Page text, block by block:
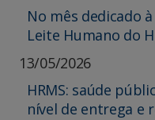
No mês dedicado
Leite Humano do
13/05/2026
HRMS: saúde
nível de entrega e